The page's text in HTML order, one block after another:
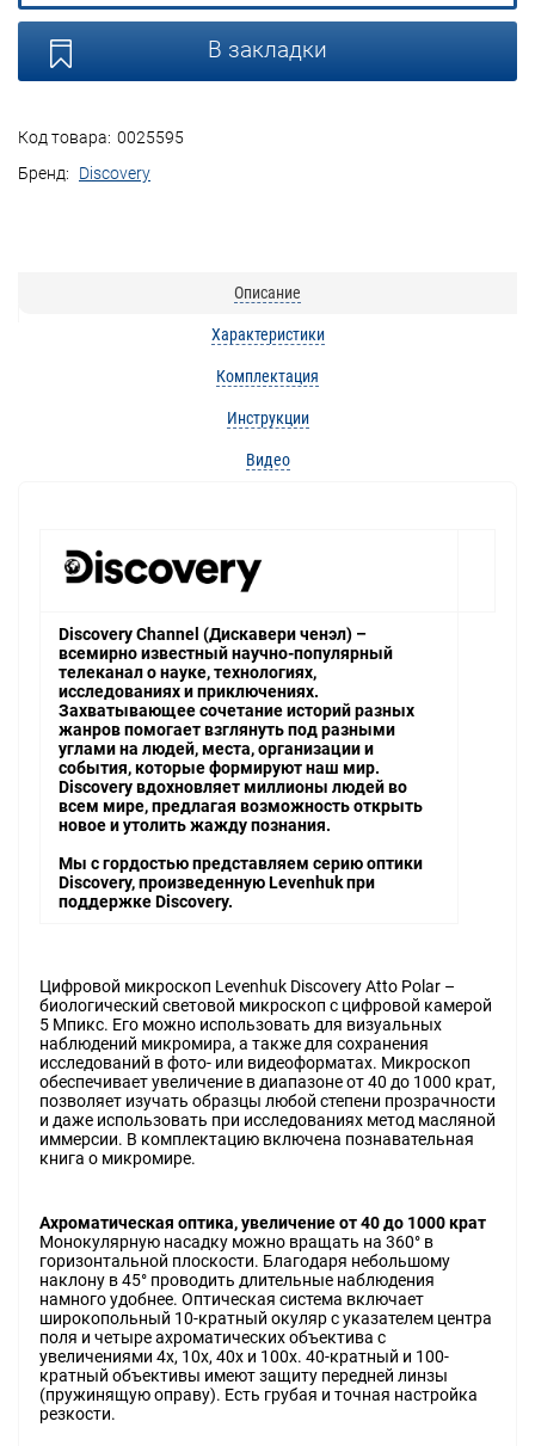
Код товара: 0025595
Бренд:
Discovery
В закладки
Описание
Характеристики
Комплектация
Инструкции
Видео
Discovery Channel (Дискавери ченэл) –
всемирно известный научно-популярный
телеканал о науке, технологиях,
исследованиях и приключениях.
Захватывающее сочетание историй разных
жанров помогает взглянуть под разными
углами на людей, места, организации и
события, которые формируют наш мир.
Discovery вдохновляет миллионы людей во
всем мире, предлагая возможность открыть
новое и утолить жажду познания.
Мы с гордостью представляем серию оптики
Discovery, произведенную Levenhuk при
поддержке Discovery.
Цифровой микроскоп Levenhuk Discovery Atto Polar –
биологический световой микроскоп с цифровой камерой
5 Мпикс. Его можно использовать для визуальных
наблюдений микромира, а также для сохранения
исследований в фото- или видеоформатах. Микроскоп
обеспечивает увеличение в диапазоне от 40 до 1000 крат,
позволяет изучать образцы любой степени прозрачности
и даже использовать при исследованиях метод масляной
иммерсии. В комплектацию включена познавательная
книга о микромире.
Ахроматическая оптика, увеличение от 40 до 1000 крат
Монокулярную насадку можно вращать на 360° в
горизонтальной плоскости. Благодаря небольшому
наклону в 45° проводить длительные наблюдения
намного удобнее. Оптическая система включает
широкопольный 10-кратный окуляр с указателем центра
поля и четыре ахроматических объектива с
увеличениями 4х, 10х, 40х и 100х. 40-кратный и 100-
кратный объективы имеют защиту передней линзы
(пружинящую оправу). Есть грубая и точная настройка
резкости.